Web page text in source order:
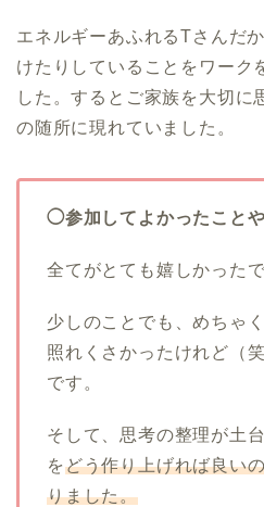
エネルギーあふれるTさんだ
けたりしていることをワーク
した。するとご家族を大切に
の随所に現れていました。
◯参加してよかったこと
全てがとても嬉しかったで
少しのことでも、めちゃ
照れくさかったけれど（
です。
そして、思考の整理が土
をどう作り上げれば良い
りました。